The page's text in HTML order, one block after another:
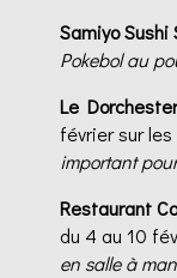
Samiyo Sushi
Pokebol au
Le
février sur les
important
Restaurant
du 4 au 10
en salle à